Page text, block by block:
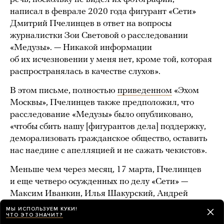
написал в феврале 2020 года фигурант «Сети»
Дмитрий Пчелинцев в ответ на вопросы
журналистки Зои Световой о расследовании
«Медузы». — Никакой информации
об их исчезновении у меня нет, кроме той, которая
распространялась в качестве слухов».
В этом письме, полностью приведенном «Эхом
Москвы», Пчелинцев также предположил, что
расследование «Медузы» было опубликовано,
«чтобы сбить нашу [фигурантов дела] поддержку,
деморализовать гражданское общество, оставить
нас наедине с апелляцией и не сажать чекистов».
Меньше чем через месяц, 17 марта, Пчелинцев
и еще четверо осужденных по делу «Сети» —
Максим Иванкин, Илья Шакурский, Андрей
Чернов и Михаил Кульков —
к председателю Следственного комитета
МЫ ИСПОЛЬЗУЕМ КУКИ!
ЧТО ЭТО ЗНАЧИТ?